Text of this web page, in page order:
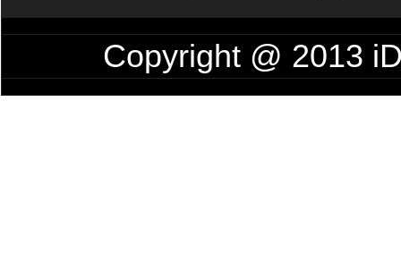
Copyright @ 2013